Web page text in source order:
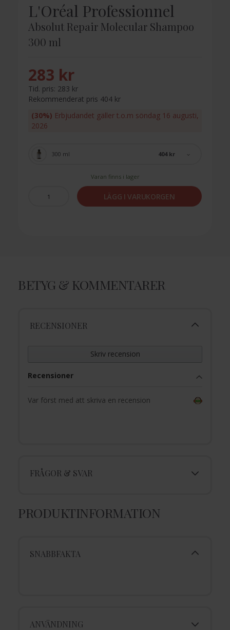
L'Oréal Professionnel
Absolut Repair Molecular Shampoo
300 ml
283 kr
Tid. pris: 283 kr
Rekommenderat pris 404 kr
(30%) Erbjudandet gäller t.o.m söndag 16 augusti,
2026
404 kr
300 ml
Varan finns i lager
LÄGG I VARUKORGEN
BETYG & KOMMENTARER
RECENSIONER
Skriv recension
Recensioner
Var först med att skriva en recension
FRÅGOR & SVAR
PRODUKTINFORMATION
SNABBFAKTA
ANVÄNDNING